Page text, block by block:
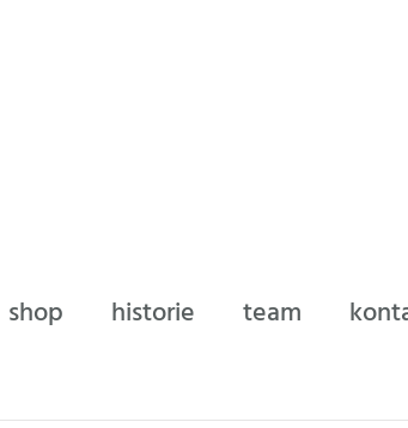
shop historie team